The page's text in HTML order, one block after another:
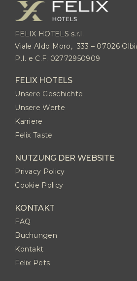
FELIX HOTELS s.r.l.
Viale Aldo Moro, 333 – 07026
P.I. e C.F. 02772950909
FELIX HOTELS
Unsere Geschichte
Unsere Werte
Karriere
Felix Taste
NUTZUNG DER WEBSITE
Privacy Policy
Cookie Policy
KONTAKT
FAQ
Buchungen
Kontakt
Felix Pets